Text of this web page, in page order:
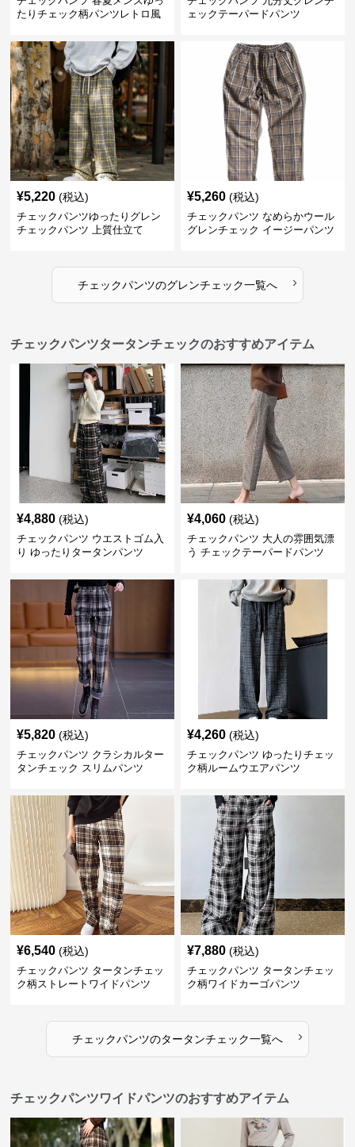
たりチェック柄パンツレトロ風
ェックテーパードパンツ
¥5,220 (税込)
チェックパンツゆったりグレン
チェックパンツ 上質仕立て
¥5,260 (税込)
チェックパンツ なめらかウール
グレンチェック イージーパンツ
チェックパンツのグレンチェック一覧へ ›
チェックパンツタータンチェックのおすすめアイテム
¥4,880 (税込)
チェックパンツ ウエストゴム入
り ゆったりタータンパンツ
¥4,060 (税込)
チェックパンツ 大人の雰囲気漂
う チェックテーパードパンツ
¥5,820 (税込)
チェックパンツ クラシカルター
タンチェック スリムパンツ
¥4,260 (税込)
チェックパンツ ゆったりチェッ
ク柄ルームウエアパンツ
¥6,540 (税込)
チェックパンツ タータンチェッ
ク柄ストレートワイドパンツ
¥7,880 (税込)
チェックパンツ タータンチェッ
ク柄ワイドカーゴパンツ
チェックパンツのタータンチェック一覧へ ›
チェックパンツワイドパンツのおすすめアイテム